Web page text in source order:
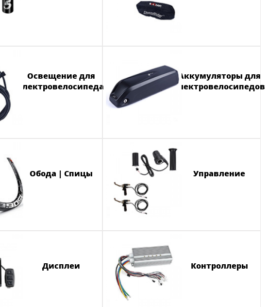
Освещение для
электровелосипеда
Аккумуляторы для
электровелосипедов
Обода | Спицы Управление
Дисплеи Контроллеры